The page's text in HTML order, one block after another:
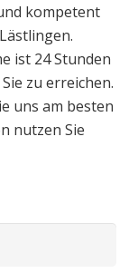
kompetent
besten
nutzen Sie